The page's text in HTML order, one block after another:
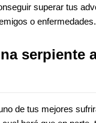
superar tus
o enfermedades.
serpiente
de tus mejores